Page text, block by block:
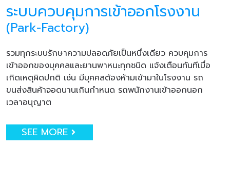
ระบบควบคุมการเข้าออกโรงงาน
(Park-Factory)
รวมทุกระบบรักษาความปลอดภัยเป็นหนึ่งเดียว ควบคุมการ
เข้าออกของบุคคลและยานพาหนะทุกชนิด แจ้งเตือนทันทีเมื่อ
เกิดเหตุผิดปกติ เช่น มีบุคคลต้องห้ามเข้ามาในโรงงาน รถ
ขนส่งสินค้าจอดนานเกินกำหนด รถพนักงานเข้าออกนอก
เวลาอนุญาต
SEE MORE